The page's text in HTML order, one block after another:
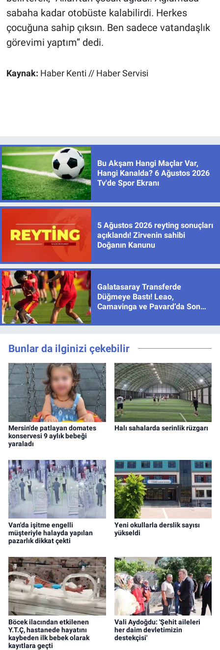
sabaha kadar otobüste kalabilirdi. Herkes
çocuğuna sahip çıksın. Ben sadece vatandaşlık
görevimi yaptım” dedi.
Kaynak: Haber Kenti // Haber Servisi
Bu Akşam Hangi Maçlar Var,
Hangi Kanalda? 6 Ağustos 2026
Tv'de Spor Ekranı
5 Ağustos 2026 reyting sonuçları
açıklandı! Zirvenin sahibi
Doğanın Kanunu
Galatasaray Transferde
Düğmeye Bastı! Leao,
Camavinga ve Pavard’da Son
Bunlar da ilginizi çekebilir
Mersin'de patlayan domates
konservesi 9 aylık bebeği
yaraladı
Halı sahalarda serinlik rüzgarı
Van'da işitme engelli
müşteriyle halayda yapılan
pazarlık dikkat çekti
Yeni okullarla derslik sayısı
yükseldi
Böcek ilacından etkilenen
Y.T.Ç, hastanede hayatını
kaybeden ilk bebek olarak
kayıtlara geçti
Vali Aydoğdu: 'Şehit aileleri
her daim devletimizin
destekçisi'